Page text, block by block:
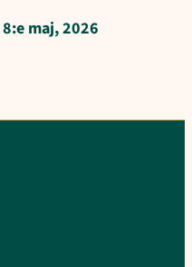
8:e maj, 2026